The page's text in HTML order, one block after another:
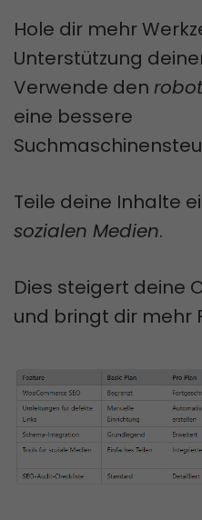
Hole dir mehr
Unterstützung
Verwende den
eine bessere
Teile deine Inhalte
sozialen Medien.
Dies steigert deine
und bringt dir mehr